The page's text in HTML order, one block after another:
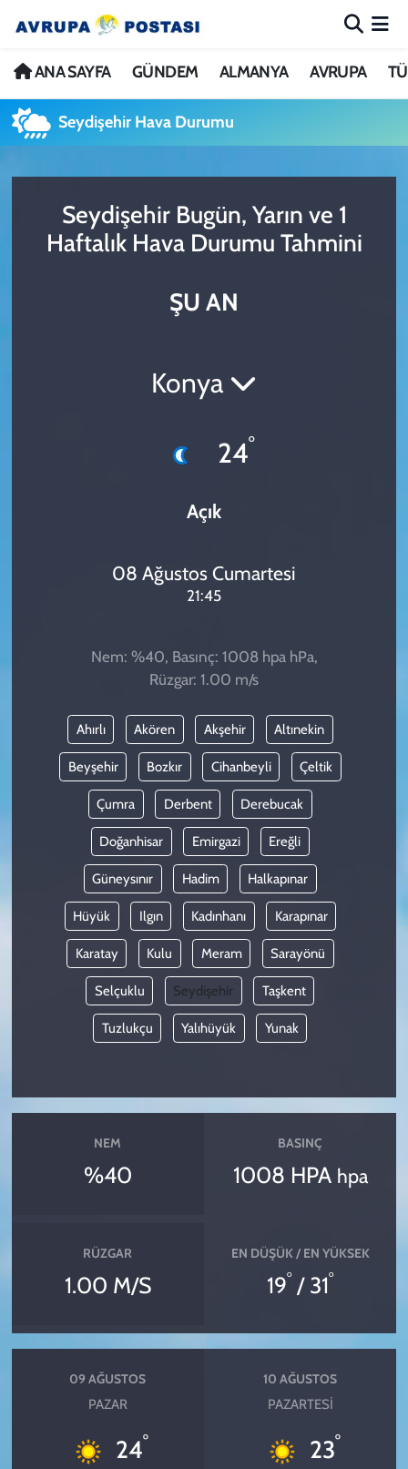
ANA SAYFA GÜNDEM ALMANYA AVRUPA
Seydişehir Hava Durumu
Seydişehir Bugün, Yarın ve 1
Haftalık Hava Durumu Tahmini
ŞU AN
Konya
24°
Açık
08 Ağustos Cumartesi
21:45
Nem: %40, Basınç: 1008 hpa hPa,
Rüzgar: 1.00 m/s
Ahırlı Akören Akşehir Altınekin
Beyşehir Bozkır Cihanbeyli Çeltik
Çumra Derbent Derebucak
Doğanhisar Emirgazi Ereğli
Güneysınır Hadim Halkapınar
Hüyük Ilgın Kadınhanı Karapınar
Karatay Kulu Meram Sarayönü
Selçuklu Seydişehir Taşkent
Tuzlukçu Yalıhüyük Yunak
NEM
%40
BASINÇ
1008 HPA hpa
RÜZGAR
1.00 M/S
EN DÜŞÜK / EN YÜKSEK
19° / 31°
09 AĞUSTOS
PAZAR
24°
10 AĞUSTOS
PAZARTESI
23°
ANA SAYFA
GÜNDEM
AVRUPA
TÜRKİYE
Nöbetçi Eczaneler
Hava Durumu
Trafik Durumu
Avrupa Ligi Puan Durumu ve Fikstür